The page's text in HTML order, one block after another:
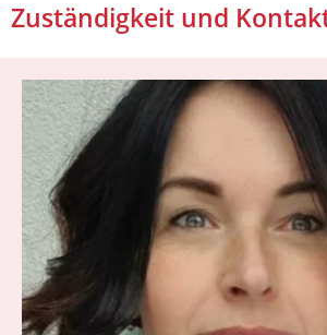
Zuständigkeit und